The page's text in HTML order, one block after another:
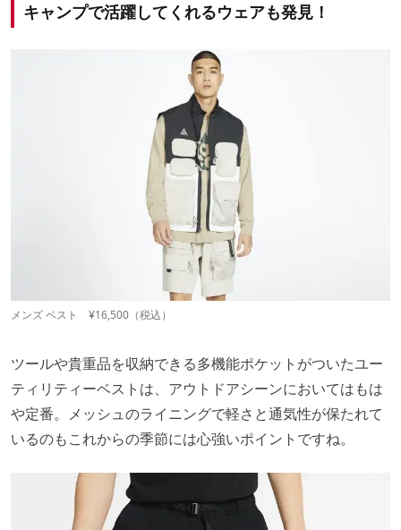
キャンプで活躍してくれるウェアも発見！
メンズ ベスト ¥16,500（税込）
ツールや貴重品を収納できる多機能ポケットがついたユー
ティリティーベストは、アウトドアシーンにおいてはもは
や定番。メッシュのライニングで軽さと通気性が保たれて
いるのもこれからの季節には心強いポイントですね。